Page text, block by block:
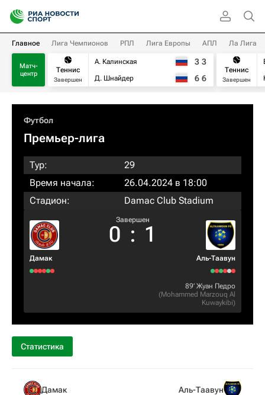
Главное Лига Чемпионов РПЛ Лига Европы АПЛ Ла Лига
Матч-
центр
Теннис
Завершен
А. Калинская
Д. Шнайдер
3 3
6 6
Теннис
Завершен
Футбол
Премьер-лига
Тур:
29
Время начала:
26.04.2024 в 18:00
Стадион:
Damac Club Stadium
Дамак
Завершен
0 : 1
Аль-Таавун
89‎’‎ Жуан Педро
(Mohammed Marzouq Al
Kuwaykibi)
Статистика
Дамак Аль-Таавун